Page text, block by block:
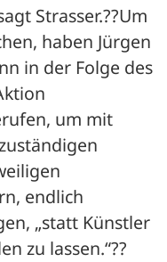
Strasser.??Um
haben Jürgen
in der Folge des
um mit
endlich
„statt Künstler
zu lassen.“??